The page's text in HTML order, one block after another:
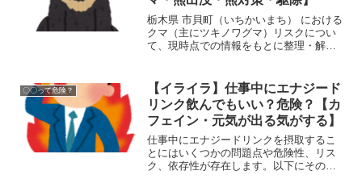
栃木県 市貝町（いちかいまち） における
クマ（主にツキノワグマ）リスクについ
て、現時点での情報をもとに整理・解説
（みあげ）付近でクマの出没が報じられ
ています。 ...
〇〇って危険？
【イライラ】仕事中にエナジード
リンク飲んでもいい？危険？【カ
フェイン・元気が出る気がする】
仕事中にエナジードリンクを摂取するこ
とにはいくつかの問題点や危険性、リス
ク、依存性が存在します。以下にその詳